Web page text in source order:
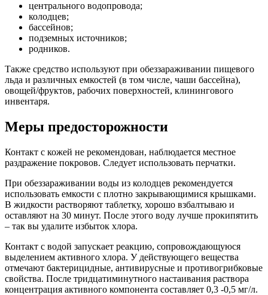
центрального водопровода;
колодцев;
бассейнов;
подземных источников;
родников.
Также средство используют при обеззараживании пищевого
льда и различных емкостей (в том числе, чаши бассейна),
овощей/фруктов, рабочих поверхностей, клинингового
инвентаря.
Меры предосторожности
Контакт с кожей не рекомендован, наблюдается местное
раздражение покровов. Следует использовать перчатки.
При обеззараживании воды из колодцев рекомендуется
использовать емкости с плотно закрывающимися крышками.
В жидкости растворяют таблетку, хорошо взбалтываю и
оставляют на 30 минут. После этого воду лучше прокипятить
– так вы удалите избыток хлора.
Контакт с водой запускает реакцию, сопровождающуюся
выделением активного хлора. У действующего вещества
отмечают бактерицидные, антивирусные и противогрибковые
свойства. После тридцатиминутного настаивания раствора
концентрация активного компонента составляет 0,3 -0,5 мг/л.